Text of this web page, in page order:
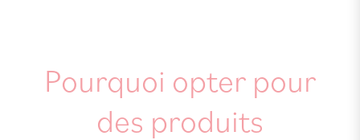
Pourquoi opter pour
des produits